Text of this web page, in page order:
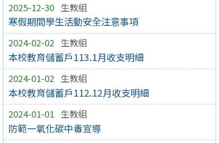
2025-12-30 生教組
寒假期間學生活動安全注意事項
2024-02-02 生教組
本校教育儲蓄戶113.1月收支明細
2024-01-02 生教組
本校教育儲蓄戶112.12月收支明細
2024-01-01 生教組
防範一氧化碳中毒宣導